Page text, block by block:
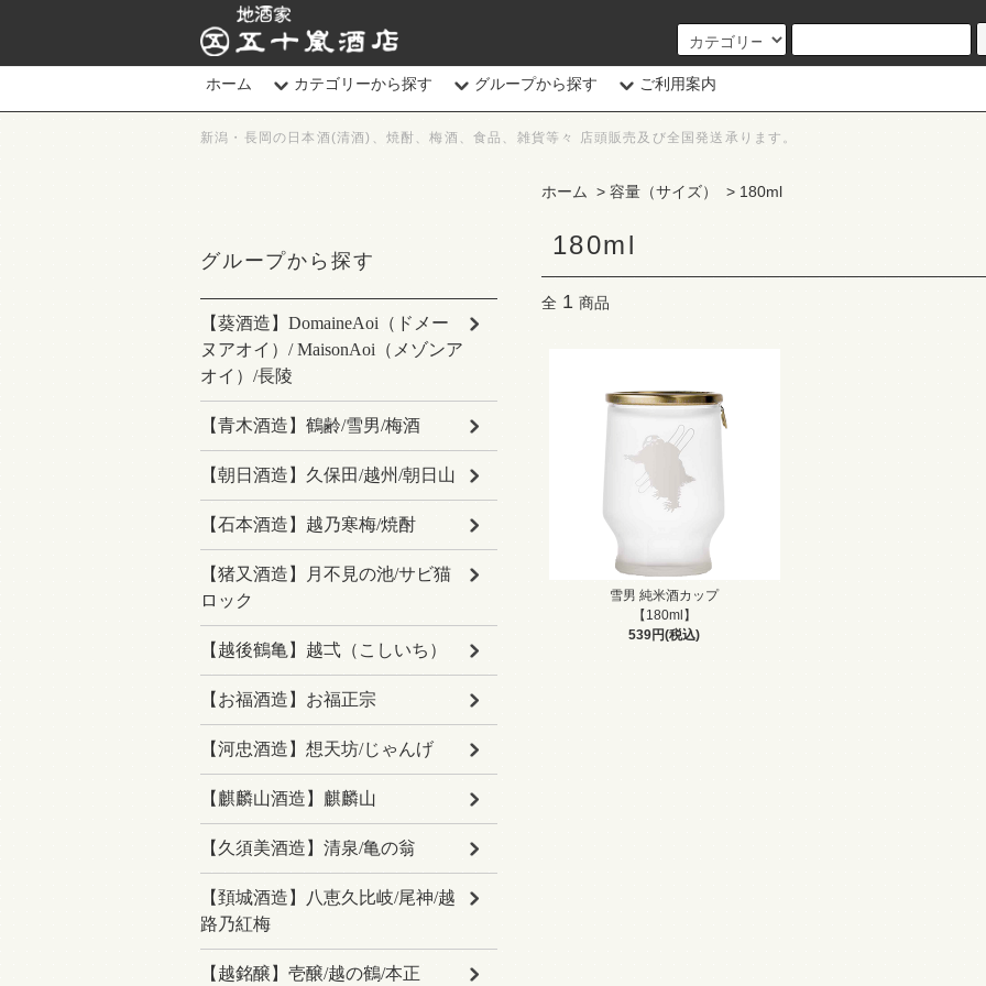
ホーム カテゴリーから探す グループから探す ご利用案内
新潟・長岡の日本酒(清酒)、焼酎、梅酒、食品、雑貨等々 店頭販売及び全国発送承ります。
ホーム > 容量（サイズ） > 180ml
180ml
全 1 商品
雪男 純米酒カップ
【180ml】
539円(税込)
グループから探す
【葵酒造】DomaineAoi（ドメー
ヌアオイ）/ MaisonAoi（メゾンア
オイ）/長陵
【青木酒造】鶴齢/雪男/梅酒
【朝日酒造】久保田/越州/朝日山
【石本酒造】越乃寒梅/焼酎
【猪又酒造】月不見の池/サビ猫
ロック
【越後鶴亀】越弌（こしいち）
【お福酒造】お福正宗
【河忠酒造】想天坊/じゃんげ
【麒麟山酒造】麒麟山
【久須美酒造】清泉/亀の翁
【頚城酒造】八恵久比岐/尾神/越
路乃紅梅
【越銘醸】壱醸/越の鶴/本正